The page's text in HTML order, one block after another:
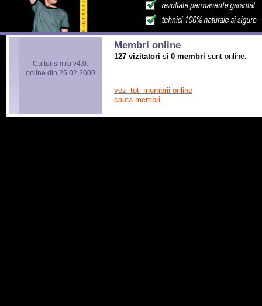
Culturism.ro v4.0.
online din 25.02.2000
Membri online
127 vizitatori si 0 membri sunt online:
vezi toti membrii online
cauta membri